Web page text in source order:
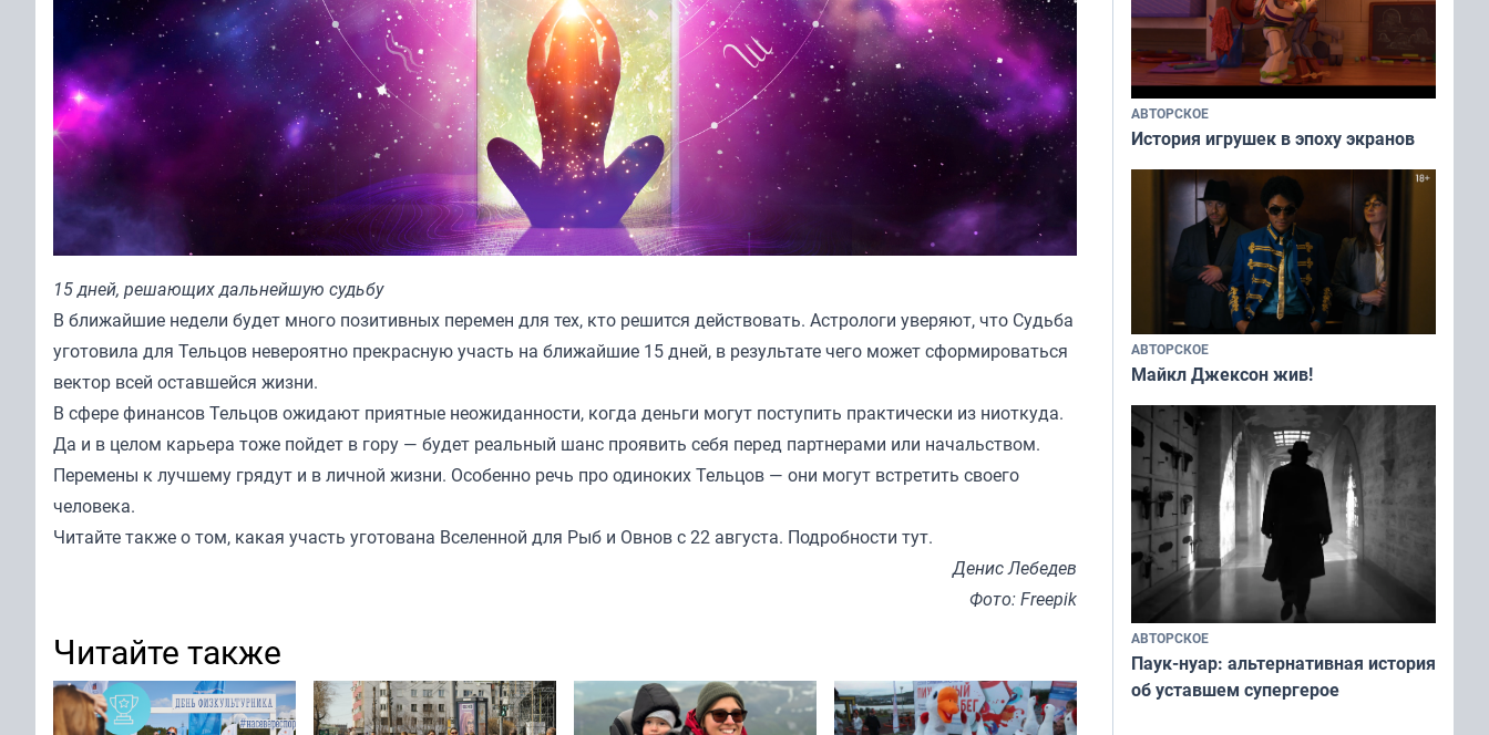
15 дней, решающих дальнейшую судьбу
В ближайшие недели будет много позитивных перемен для тех, кто решится действовать. Астрологи уверяют, что Судьба
уготовила для Тельцов невероятно прекрасную участь на ближайшие 15 дней, в результате чего может сформироваться
вектор всей оставшейся жизни.
В сфере финансов Тельцов ожидают приятные неожиданности, когда деньги могут поступить практически из ниоткуда.
Да и в целом карьера тоже пойдет в гору — будет реальный шанс проявить себя перед партнерами или начальством.
Перемены к лучшему грядут и в личной жизни. Особенно речь про одиноких Тельцов — они могут встретить своего
человека.
Читайте также о том, какая участь уготована Вселенной для Рыб и Овнов с 22 августа. Подробности тут.
Денис Лебедев
Фото: Freepik
Читайте также
АВТОРСКОЕ
История игрушек в эпоху экранов
АВТОРСКОЕ
Майкл Джексон жив!
АВТОРСКОЕ
Паук-нуар: альтернативная история
об уставшем супергерое